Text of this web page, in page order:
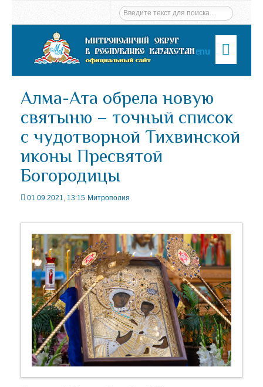
Menu
Алма-Ата обрела новую
святыню – точный список
с чудотворной Тихвинской
иконы Пресвятой
Богородицы
01.09.2021, 13:15 Митрополия